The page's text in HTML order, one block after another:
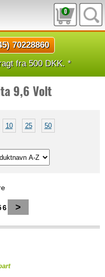
0
70228860
fra 500 DKK. *
9,6 Volt
10 25 50
6 >